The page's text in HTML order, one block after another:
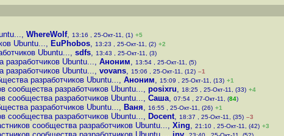
, WhereWolf, 13:16 , 25-Окт-11, (1) +5
Ubuntu..., EuPhobos, 13:23 , 25-Окт-11, (2) +2
Ubuntu..., sdfs, 13:43 , 25-Окт-11, (3)
разработчиков Ubuntu..., Аноним, 13:54 , 25-Окт-11, (5)
разработчиков Ubuntu..., vovans, 15:06 , 25-Окт-11, (12) –1
разработчиков Ubuntu..., Аноним, 15:09 , 25-Окт-11, (13) +1
сообщества разработчиков Ubuntu..., posixru, 18:25 , 25-Окт-11, (33) +4
сообщества разработчиков Ubuntu..., Саша, 07:54 , 27-Окт-11, (84)
разработчиков Ubuntu..., Ваня, 16:55 , 25-Окт-11, (26) +1
сообщества разработчиков Ubuntu..., Docent, 18:37 , 25-Окт-11, (35) –3
сообщества разработчиков Ubuntu..., Xing, 21:10 , 25-Окт-11, (42) +3